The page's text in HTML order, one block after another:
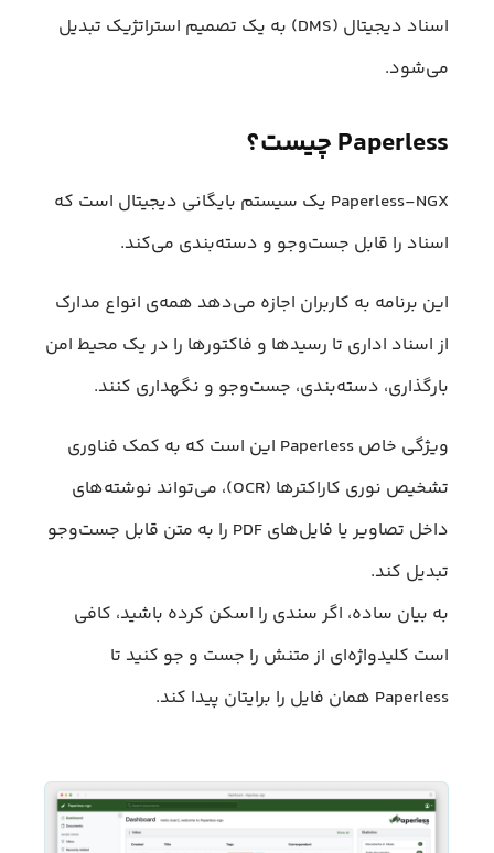
اسناد دیجیتال (DMS) به یک تصمیم استراتژیک تبدیل
می‌شود.
Paperless چیست؟
Paperless-NGX یک سیستم بایگانی دیجیتال است که
اسناد را قابل جست‌وجو و دسته‌بندی می‌کند.
این برنامه به کاربران اجازه می‌دهد همه‌ی انواع مدارک
از اسناد اداری تا رسیدها و فاکتورها را در یک محیط امن
بارگذاری، دسته‌بندی، جست‌وجو و نگهداری کنند.
ویژگی خاص Paperless این است که به کمک فناوری
تشخیص نوری کاراکترها (OCR)، می‌تواند نوشته‌های
داخل تصاویر یا فایل‌های PDF را به متن قابل جست‌وجو
تبدیل کند.
به بیان ساده، اگر سندی را اسکن کرده باشید، کافی
است کلیدواژه‌ای از متنش را جست‌ و جو کنید تا
Paperless همان فایل را برایتان پیدا کند.